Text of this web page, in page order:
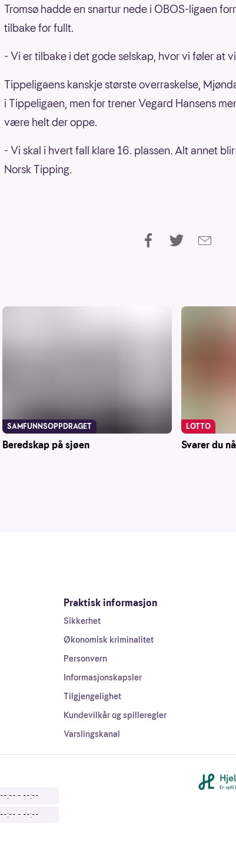
Tromsø hadde en snartur nede i OBOS-ligaen
tilbake for fullt.
- Vi er tilbake i det gode selskap, hvor vi føler at
Tippeligaens kanskje største overraskelse,
i Tippeligaen, men for trener Vegard Hansens
være helt der oppe.
- Vi skal i hvert fall klare 16. plassen. Alt annet
Norsk Tipping.
Beredskap på sjøen
SAMFUNNSOPPDRAGET
Svarer du
LOTTO
Praktisk informasjon
Sikkerhet
Økonomisk kriminalitet
Personvern
Informasjonskapsler
Tilgjengelighet
Kundevilkår og spilleregler
Varslingskanal
--:-- - --:--
--:-- - --:--